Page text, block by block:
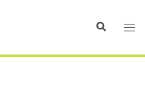
Rechercher